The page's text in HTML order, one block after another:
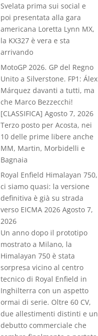
Svelata prima sui social e
poi presentata alla gara
americana Loretta Lynn MX,
la KX327 è vera e sta
arrivando
MotoGP 2026. GP del Regno
Unito a Silverstone. FP1: Álex
Márquez davanti a tutti, ma
che Marco Bezzecchi!
[CLASSIFICA] Agosto 7, 2026
Terzo posto per Acosta, nei
10 delle prime libere anche
MM, Martin, Morbidelli e
Bagnaia
Royal Enfield Himalayan 750,
ci siamo quasi: la versione
definitiva è già su strada
verso EICMA 2026 Agosto 7,
2026
Un anno dopo il prototipo
mostrato a Milano, la
Himalayan 750 è stata
sorpresa vicino al centro
tecnico di Royal Enfield in
Inghilterra con un aspetto
ormai di serie. Oltre 60 CV,
due allestimenti distinti e un
debutto commerciale che